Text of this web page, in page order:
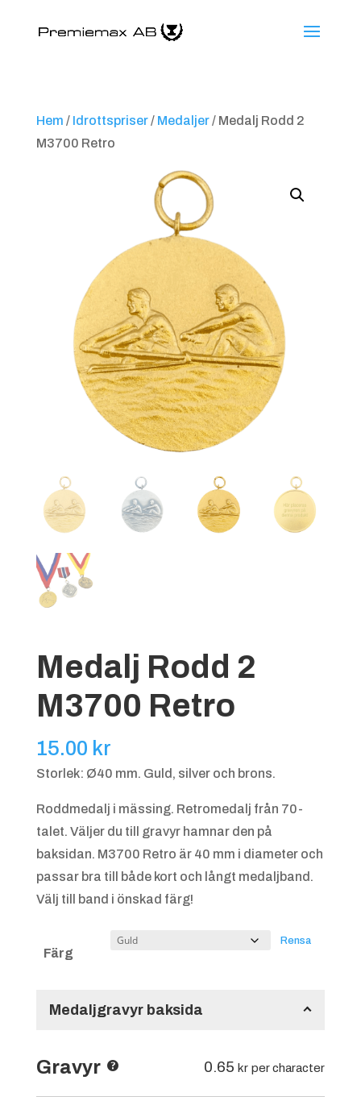
Hem / Idrottspriser/ Medaljer/ Medalj Rodd 2
M3700 Retro
Medalj Rodd 2
M3700 Retro
15.00 kr
Storlek: Ø40 mm. Guld, silver och brons.
Roddmedalj i mässing. Retromedalj från 70-
talet. Väljer du till gravyr hamnar den på
baksidan. M3700 Retro är 40 mm i diameter och
passar bra till både kort och långt medaljband.
Välj till band i önskad färg!
Färg
Rensa
Medaljgravyr baksida
Gravyr 0.65kr per character